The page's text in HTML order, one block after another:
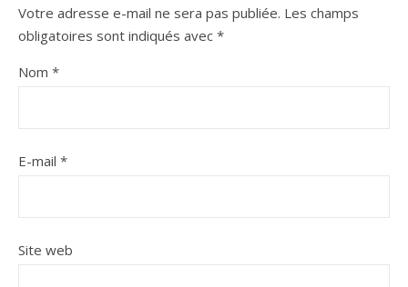
Votre adresse e-mail ne sera pas publiée. Les champs
obligatoires sont indiqués avec *
Nom *
E-mail *
Site web